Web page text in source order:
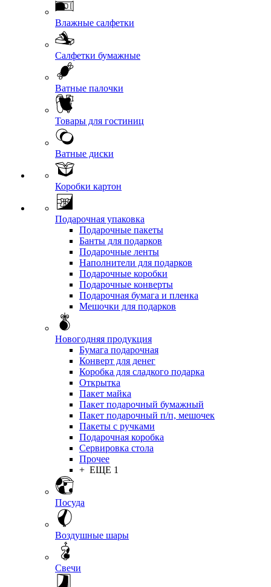
Влажные салфетки
Салфетки бумажные
Ватные палочки
Товары для гостиниц
Ватные диски
Коробки картон
Подарочная упаковка
Подарочные пакеты
Банты для подарков
Подарочные ленты
Наполнители для подарков
Подарочные коробки
Подарочные конверты
Подарочная бумага и пленка
Мешочки для подарков
Новогодняя продукция
Бумага подарочная
Конверт для денег
Коробка для сладкого подарка
Открытка
Пакет майка
Пакет подарочный бумажный
Пакет подарочный п/п, мешочек
Пакеты с ручками
Подарочная коробка
Сервировка стола
Прочее
+ ЕЩЕ 1
Посуда
Воздушные шары
Свечи